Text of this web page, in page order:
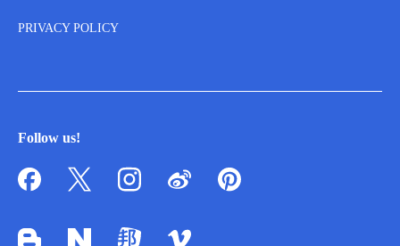
PRIVACY POLICY
Follow us!